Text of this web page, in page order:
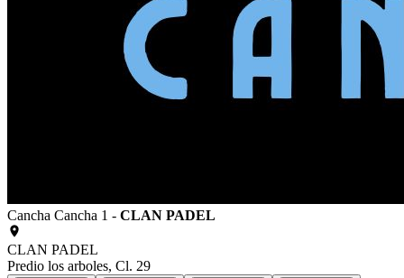
Cancha Cancha 1 - CLAN PADEL
CLAN PADEL
Predio los arboles, Cl. 29